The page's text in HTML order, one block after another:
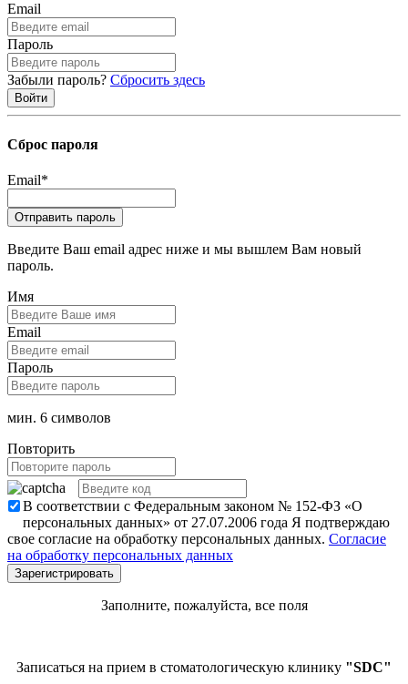
Email
Пароль
Забыли пароль? Сбросить здесь
Сброс пароля
Email*
Введите Ваш email адрес ниже и мы вышлем Вам новый
пароль.
Имя
Email
Пароль
мин. 6 символов
Повторить
В соответствии с Федеральным законом № 152-ФЗ «О
персональных данных» от 27.07.2006 года Я подтверждаю
свое согласие на обработку персональных данных. Согласие
на обработку персональных данных
Заполните, пожалуйста, все поля
Записаться на прием в стоматологическую клинику "SDC"